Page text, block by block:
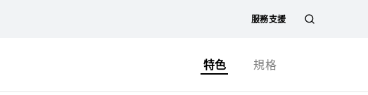
服務支援
特色 規格